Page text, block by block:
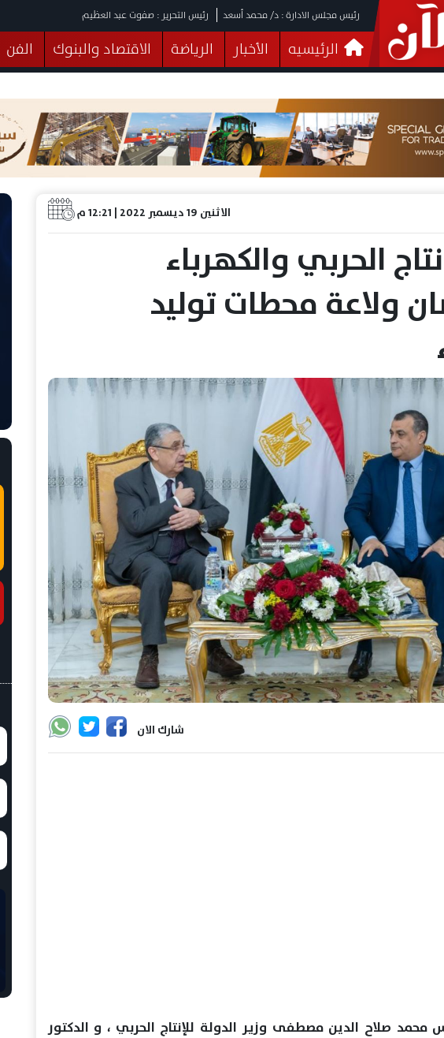
رئيس مجلس الادارة : د/ محمد أسعد رئيس التحرير : صفوت عبد العظيم
الرئيسيه الأخبار الرياضة الاقتصاد والبنوك الفن
فيديوهات
البرلمان صحة الثقافة خدمات منوعات
الاثنين 19 ديسمبر 2022 | 12:21 م
الحربي والكهرباء
ولاعة محطات توليد
شارك الان
صلاح الدين مصطفى وزيـر الدولة للإنتاج الحربي ، و الدكتور